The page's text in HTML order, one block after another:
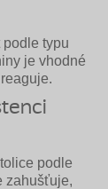
typu
je vhodné
podle
zahušťuje,